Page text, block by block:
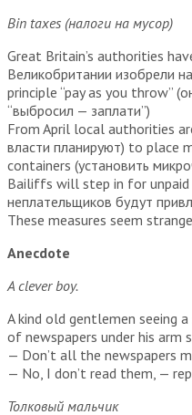
Bin taxes (налоги на мусор)
Great Britain’s authorities
Великобритании изобрели
principle “pay as you throw”
“выбросил — заплати”)
From April local authorities
власти планируют) to place
containers (установить
Bailiffs will step in for unpaid
неплательщиков будут
These measures seem
Anecdote
A clever boy.
A kind old gentlemen seeing
of newspapers under his arm
— Don’t all the newspapers
— No, I don’t read them, —
Толковый мальчик